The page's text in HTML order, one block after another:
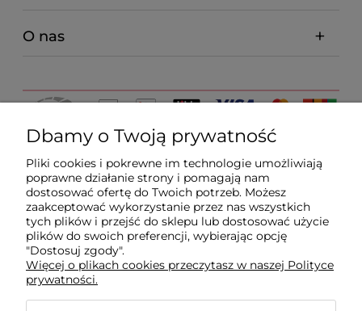
O nas
Dbamy o Twoją prywatność
Pliki cookies i pokrewne im technologie umożliwiają
poprawne działanie strony i pomagają nam
dostosować ofertę do Twoich potrzeb. Możesz
zaakceptować wykorzystanie przez nas wszystkich
tych plików i przejść do sklepu lub dostosować użycie
plików do swoich preferencji, wybierając opcję
"Dostosuj zgody".
Więcej o plikach cookies przeczytasz w naszej Polityce
prywatności.